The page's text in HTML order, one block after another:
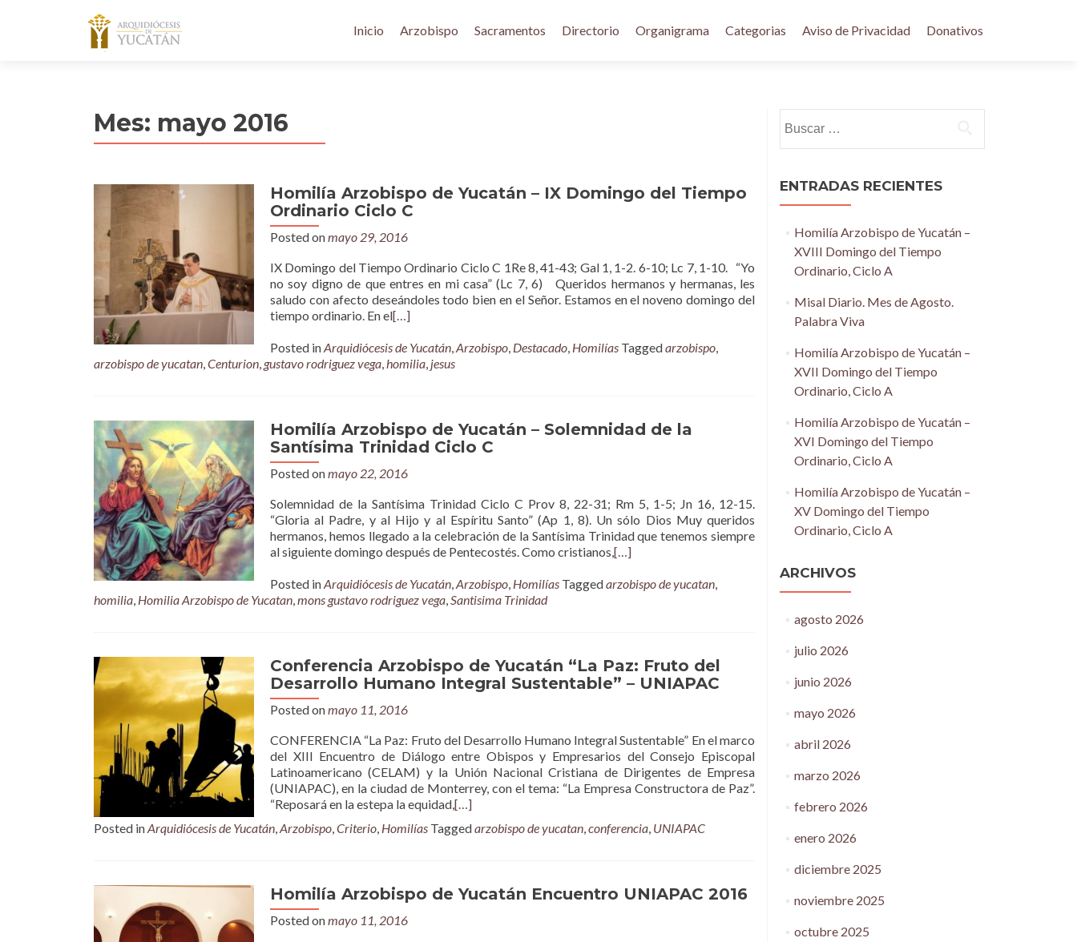
Inicio Arzobispo Sacramentos Directorio Organigrama Categorias Aviso de Privacidad Donativos
Mes: mayo 2016
Homilía Arzobispo de Yucatán – IX Domingo del Tiempo
Ordinario Ciclo C
Posted onmayo 29, 2016
IX Domingo del Tiempo Ordinario Ciclo C 1Re 8, 41-43; Gal 1, 1-2. 6-10; Lc 7, 1-10. “Yo
no soy digno de que entres en mi casa” (Lc 7, 6) Queridos hermanos y hermanas, les
saludo con afecto deseándoles todo bien en el Señor. Estamos en el noveno domingo del
tiempo ordinario. En el[…]
Posted inArquidiócesis de Yucatán,Arzobispo, Destacado, Homilías Taggedarzobispo,
arzobispo de yucatan,Centurion, gustavo rodriguez vega,homilia, jesus
Homilía Arzobispo de Yucatán – Solemnidad de la
Santísima Trinidad Ciclo C
Posted onmayo 22, 2016
Solemnidad de la Santísima Trinidad Ciclo C Prov 8, 22-31; Rm 5, 1-5; Jn 16, 12-15.
“Gloria al Padre, y al Hijo y al Espíritu Santo” (Ap 1, 8). Un sólo Dios Muy queridos
hermanos, hemos llegado a la celebración de la Santísima Trinidad que tenemos siempre
al siguiente domingo después de Pentecostés. Como cristianos,[…]
Posted inArquidiócesis de Yucatán,Arzobispo, Homilías Taggedarzobispo de yucatan,
homilia, Homilia Arzobispo de Yucatan,mons gustavo rodriguez vega,Santisima Trinidad
Conferencia Arzobispo de Yucatán “La Paz: Fruto del
Desarrollo Humano Integral Sustentable” – UNIAPAC
Posted onmayo 11, 2016
CONFERENCIA “La Paz: Fruto del Desarrollo Humano Integral Sustentable” En el marco
del XIII Encuentro de Diálogo entre Obispos y Empresarios del Consejo Episcopal
Latinoamericano (CELAM) y la Unión Nacional Cristiana de Dirigentes de Empresa
(UNIAPAC), en la ciudad de Monterrey, con el tema: “La Empresa Constructora de Paz”.
“Reposará en la estepa la equidad,[…]
Posted inArquidiócesis de Yucatán,Arzobispo,Criterio, Homilías Taggedarzobispo de yucatan,conferencia, UNIAPAC
Homilía Arzobispo de Yucatán Encuentro UNIAPAC 2016
Posted onmayo 11, 2016
ENTRADAS RECIENTES
Homilía Arzobispo de Yucatán –
XVIII Domingo del Tiempo
Ordinario, Ciclo A
Misal Diario. Mes de Agosto.
Palabra Viva
Homilía Arzobispo de Yucatán –
XVII Domingo del Tiempo
Ordinario, Ciclo A
Homilía Arzobispo de Yucatán –
XVI Domingo del Tiempo
Ordinario, Ciclo A
Homilía Arzobispo de Yucatán –
XV Domingo del Tiempo
Ordinario, Ciclo A
ARCHIVOS
agosto 2026
julio 2026
junio 2026
mayo 2026
abril 2026
marzo 2026
febrero 2026
enero 2026
diciembre 2025
noviembre 2025
octubre 2025